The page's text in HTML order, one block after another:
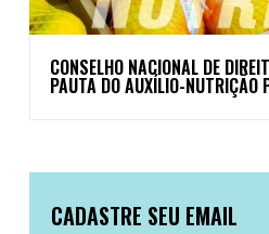
CONSELHO NACIONAL DE
PAUTA DO AUXÍLIO-NUTRIÇÃO
CADASTRE SEU EMAIL